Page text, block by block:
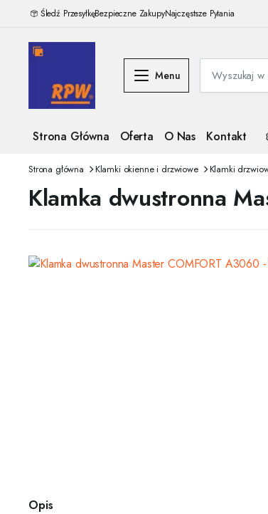
Śledź PrzesyłkęBezpieczne ZakupyNajczęstsze Pytania
Menu
Strona Główna Oferta O Nas Kontakt
Strona główna Klamki okienne i drzwiowe Klamki
Klamka dwustronna
Opis